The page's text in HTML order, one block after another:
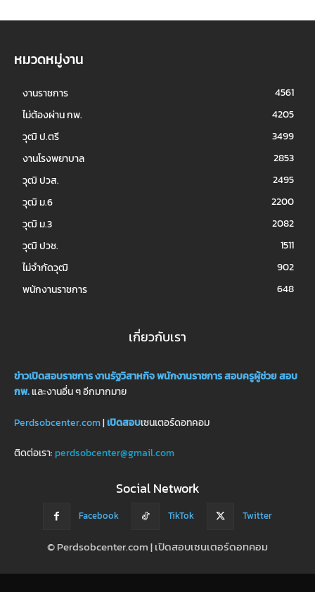
หมวดหมู่งาน
งานราชการ
4561
ไม่ต้องผ่าน กพ.
4205
วุฒิ ป.ตรี
3499
งานโรงพยาบาล
2853
วุฒิ ปวส.
2495
วุฒิ ม.6
2200
วุฒิ ม.3
2082
วุฒิ ปวช.
1511
ไม่จำกัดวุฒิ
902
พนักงานราชการ
648
เกี่ยวกับเรา
ข่าวเปิดสอบราชการงานรัฐวิสาหกิจพนักงานราชการสอบครูผู้ช่วยสอบ
กพ.และงานอื่น ๆ อีกมากมาย
Perdsobcenter.com|เปิดสอบเซนเตอร์ดอทคอม
ติดต่อเรา: perdsobcenter@gmail.com
Social Network
Facebook TikTok Twitter
© Perdsobcenter.com | เปิดสอบเซนเตอร์ดอทคอม